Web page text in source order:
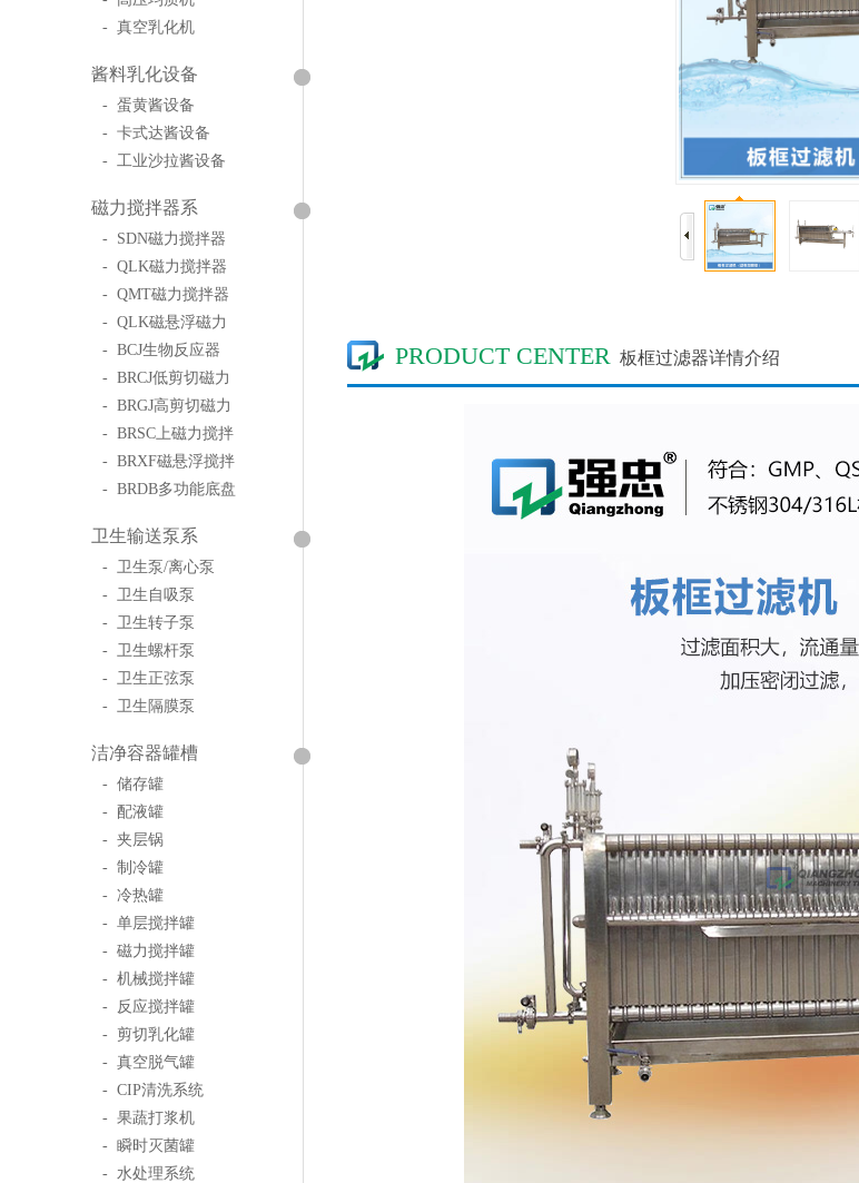
- 真空乳化机
酱料乳化设备
- 蛋黄酱设备
- 卡式达酱设备
- 工业沙拉酱设备
磁力搅拌器系
- SDN磁力搅拌器
- QLK磁力搅拌器
- QMT磁力搅拌器
- QLK磁悬浮磁力
- BCJ生物反应器
- BRCJ低剪切磁力
- BRGJ高剪切磁力
- BRSC上磁力搅拌
- BRXF磁悬浮搅拌
- BRDB多功能底盘
卫生输送泵系
- 卫生泵/离心泵
- 卫生自吸泵
- 卫生转子泵
- 卫生螺杆泵
- 卫生正弦泵
- 卫生隔膜泵
洁净容器罐槽
- 储存罐
- 配液罐
- 夹层锅
- 制冷罐
- 冷热罐
- 单层搅拌罐
- 磁力搅拌罐
- 机械搅拌罐
- 反应搅拌罐
- 剪切乳化罐
- 真空脱气罐
- CIP清洗系统
- 果蔬打浆机
- 瞬时灭菌罐
- 水处理系统
PRODUCT CENTER 板框过滤器详情介绍